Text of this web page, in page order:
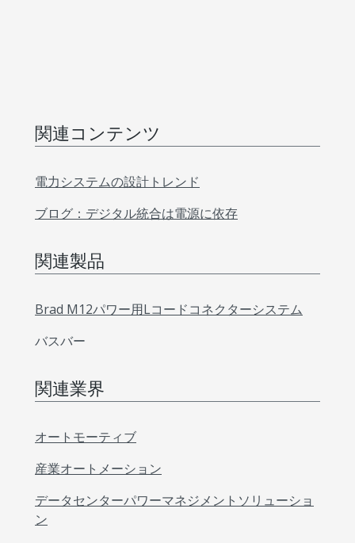
関連コンテンツ
電力システムの設計トレンド
ブログ：デジタル統合は電源に依存
関連製品
Brad M12パワー用Lコードコネクターシステム
バスバー
関連業界
オートモーティブ
産業オートメーション
データセンターパワーマネジメントソリューショ
ン